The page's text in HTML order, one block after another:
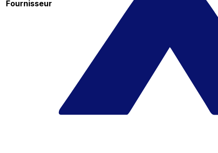
Fournisseur